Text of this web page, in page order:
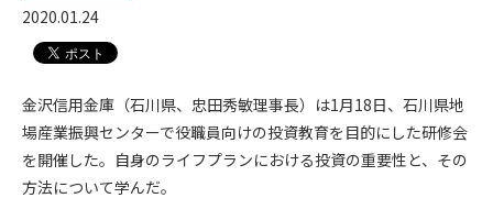
2020.01.24
金沢信用金庫（石川県、忠田秀敏理事長）は1月18日、石川県地
場産業振興センターで役職員向けの投資教育を目的にした研修会
を開催した。自身のライフプランにおける投資の重要性と、その
方法について学んだ。